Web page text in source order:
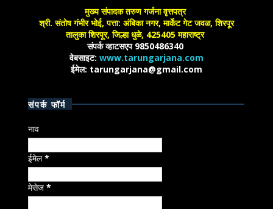
मुख्य संपादक तरुण गर्जना वृत्तपत्र
श्री. संतोष गंभीर भोई, पत्ता: अंबिका नगर, मार्केट गेट जवळ, शिरपूर
तालुका शिरपूर, जिल्हा धुळे, 425405 महाराष्ट्र
संपर्क व्हाटसएप 9850486340
वेबसाइट: www.tarungarjana.com
ईमेल: tarungarjana@gmail.com
संपर्क फॉर्म
नाव
ईमेल*
मेसेज*